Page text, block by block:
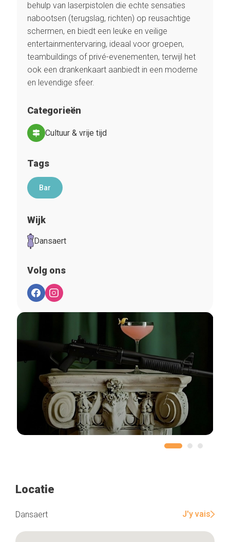
behulp van laserpistolen die echte sensaties
nabootsen (terugslag, richten) op reusachtige
schermen, en biedt een leuke en veilige
entertainmentervaring, ideaal voor groepen,
teambuildings of privé-evenementen, terwijl het
ook een drankenkaart aanbiedt in een moderne
en levendige sfeer.
Categorieën
Cultuur & vrije tijd
Tags
Bar
Wijk
Dansaert
Volg ons
Locatie
Dansaert J'y vais